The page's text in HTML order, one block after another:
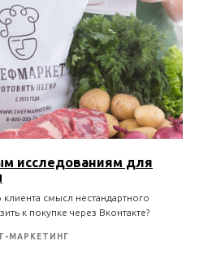
исследованиям для
смысл нестандартного
к покупке через Вконтакте?
МАРКЕТИНГ